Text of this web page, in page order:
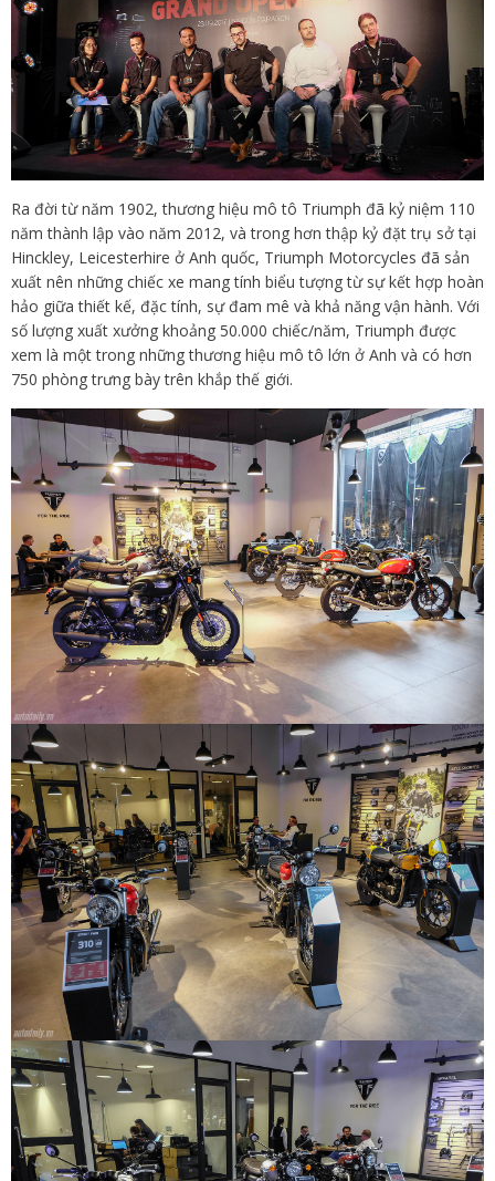
Ra đời từ năm 1902, thương hiệu mô tô Triumph đã kỷ niệm 110
năm thành lập vào năm 2012, và trong hơn thập kỷ đặt trụ sở tại
Hinckley, Leicesterhire ở Anh quốc, Triumph Motorcycles đã sản
xuất nên những chiếc xe mang tính biểu tượng từ sự kết hợp hoàn
hảo giữa thiết kế, đặc tính, sự đam mê và khả năng vận hành. Với
số lượng xuất xưởng khoảng 50.000 chiếc/năm, Triumph được
xem là một trong những thương hiệu mô tô lớn ở Anh và có hơn
750 phòng trưng bày trên khắp thế giới.